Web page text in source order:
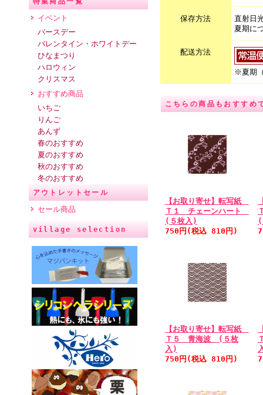
イベント
バースデー
バレンタイン・ホワイトデー
ひなまつり
ハロウィン
クリスマス
おすすめ商品
いちご
りんご
あんず
春のおすすめ
夏のおすすめ
秋のおすすめ
冬のおすすめ
アウトレットセール
セール商品
village selection
保存方法
直射日
夏期に
配送方法
※夏期
こちらの商品もおすすめ
【お取り寄せ】転写紙
Ｔ１ チェーンハート
(５枚入)
750円(税込 810円)
(
【お取り寄せ】転写紙
Ｔ５ 青海波 (５枚
入)
750円(税込 810円)